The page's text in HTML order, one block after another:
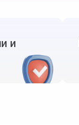
и